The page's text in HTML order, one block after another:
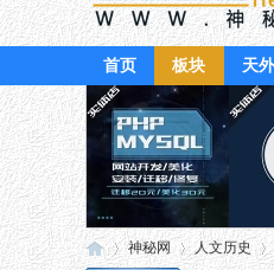
首页 板块 天
神秘网 人文历史